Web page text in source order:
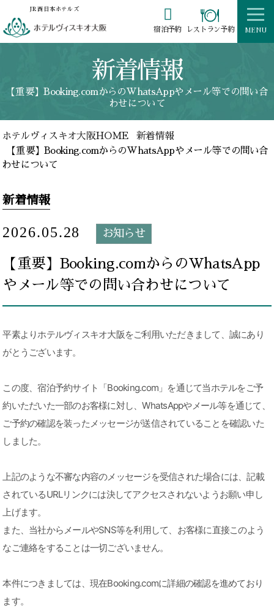
JR西日本ホテルズ 
宿泊予約 レストラン予約 MENU
新着情報
【重要】Booking.comからのWhatsAppやメール等での問い合
わせについて
ホテルヴィスキオ大阪HOME
新着情報
【重要】Booking.comからのWhatsAppやメール等での問い合
わせについて
新着情報
2026.05.28 お知らせ
【重要】Booking.comからのWhatsApp
やメール等での問い合わせについて
平素よりホテルヴィスキオ大阪をご利用いただきまして、誠にあり
がとうございます。
この度、宿泊予約サイト「Booking.com」を通じて当ホテルをご予
約いただいた一部のお客様に対し、WhatsAppやメール等を通じて、
ご予約の確認を装ったメッセージが送信されていることを確認いた
しました。
上記のような不審な内容のメッセージを受信された場合には、記載
されているURLリンクには決してアクセスされないようお願い申し
上げます。
また、当社からメールやSNS等を利用して、お客様に直接このよう
なご連絡をすることは一切ございません。
本件につきましては、現在Booking.comに詳細の確認を進めており
ます。